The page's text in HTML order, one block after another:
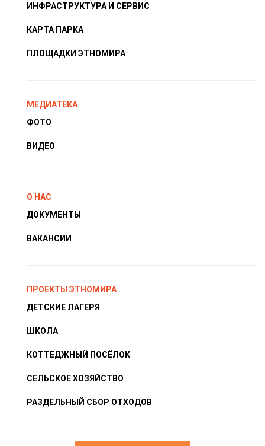
ИНФРАСТРУКТУРА И СЕРВИС
КАРТА ПАРКА
ПЛОЩАДКИ ЭТНОМИРА
МЕДИАТЕКА
ФОТО
ВИДЕО
О НАС
ДОКУМЕНТЫ
ВАКАНСИИ
ПРОЕКТЫ ЭТНОМИРА
ДЕТСКИЕ ЛАГЕРЯ
ШКОЛА
КОТТЕДЖНЫЙ ПОСЁЛОК
СЕЛЬСКОЕ ХОЗЯЙСТВО
РАЗДЕЛЬНЫЙ СБОР ОТХОДОВ